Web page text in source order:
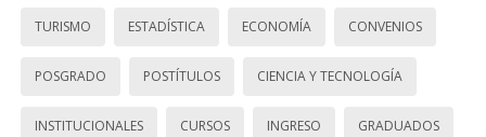
TURISMO ESTADÍSTICA ECONOMÍA CONVENIOS
POSGRADO POSTÍTULOS CIENCIA Y TECNOLOGÍA
INSTITUCIONALES CURSOS INGRESO GRADUADOS